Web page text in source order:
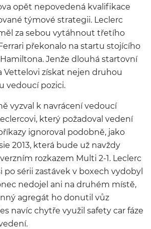
opět nepovedená kvalifikace
týmové strategii. Leclerc
za sebou vytáhnout třetího
překonalo na startu stojícího
Jenže dlouhá startovní
Vettelovi získat nejen druhou
vedoucí pozici.
vyzval k navrácení vedoucí
který požadoval vedení
ignoroval podobně, jako
2013, která bude už navždy
rozkazem Multi 2-1. Leclerc
po sérii zastávek v boxech vydobyl
nedojel ani na druhém místě,
agregát ho donutil vůz
navíc chytře využil safety car fáze